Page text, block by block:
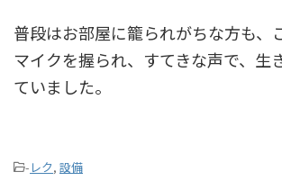
普段はお部屋に籠られがちな方も、
マイクを握られ、すてきな声で、生
ていました。
- レク, 設備